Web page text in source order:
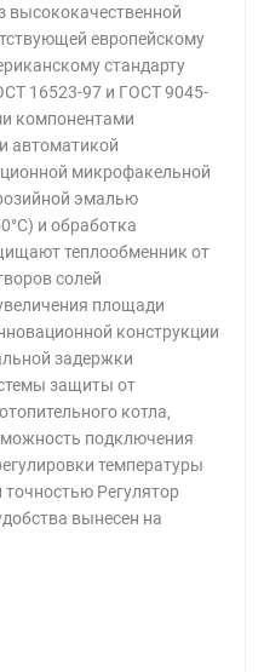
высококачественной
европейскому
стандарту
16523-97 и ГОСТ 9045-
компонентами
автоматикой
микрофакельной
эмалью
и обработка
теплообменник от
солей
площади
конструкции
задержки
защиты от
котла,
подключения
температуры
Регулятор
вынесен на